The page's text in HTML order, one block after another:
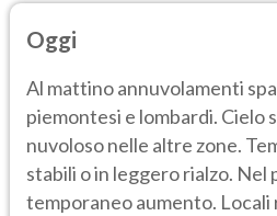
Oggi
Al mattino annuvolamenti
piemontesi e lombardi. Cielo
nuvoloso nelle altre zone.
stabili o in leggero rialzo. Nel
temporaneo aumento. Locali